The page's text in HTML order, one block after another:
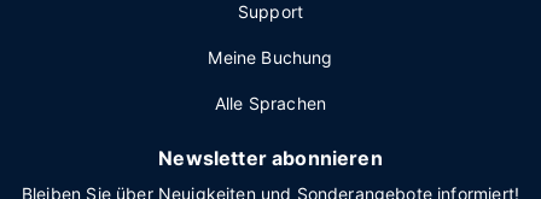
Support
Meine Buchung
Alle Sprachen
Newsletter abonnieren
Bleiben Sie über Neuigkeiten und Sonderangebote informiert!